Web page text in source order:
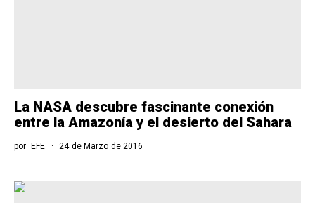
La NASA descubre fascinante conexión
entre la Amazonía y el desierto del Sahara
por EFE 24 de Marzo de 2016